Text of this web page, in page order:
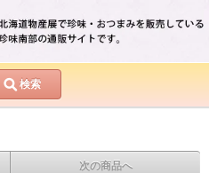
検索
次の商品へ